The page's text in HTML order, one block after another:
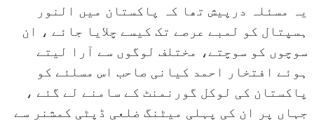
یہ مسئلہ درپیش تھا کہ پاکستان میں النور
ہسپتال کو لمبے عرصے تک کیسے چلایا جائے ، ان
سوچوں کو سوچتے، مختلف لوگوں سے آرا لیتے
ہوئے افتخار احمد کیانی صاحب اس مسلئے کو
پاکستان کی لوکل گورنمنٹ کے سامنے لے گئے ،
جہاں پر ان کی پہلی میٹنگ ضلعی ڈپٹی کمشنر سے